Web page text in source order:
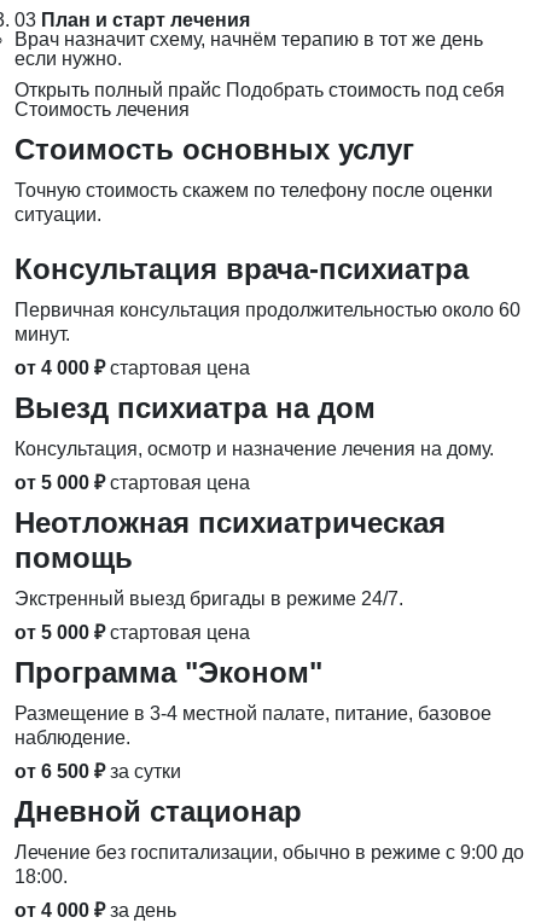
03 План и старт лечения
Врач назначит схему, начнём терапию в тот же день
если нужно.
Открыть полный прайс Подобрать стоимость под себя
Стоимость лечения
Стоимость основных услуг
Точную стоимость скажем по телефону после оценки
ситуации.
Консультация врача-психиатра
Первичная консультация продолжительностью около 60
минут.
от 4 000 ₽ стартовая цена
Выезд психиатра на дом
Консультация, осмотр и назначение лечения на дому.
от 5 000 ₽ стартовая цена
Неотложная психиатрическая
помощь
Экстренный выезд бригады в режиме 24/7.
от 5 000 ₽ стартовая цена
Программа "Эконом"
Размещение в 3-4 местной палате, питание, базовое
наблюдение.
от 6 500 ₽ за сутки
Дневной стационар
Лечение без госпитализации, обычно в режиме с 9:00 до
18:00.
от 4 000 ₽ за день